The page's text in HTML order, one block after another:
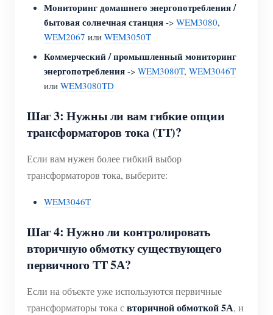
Мониторинг домашнего энергопотребления /
бытовая солнечная станция -> WEM3080,
WEM2067 или WEM3050T
Коммерческий / промышленный мониторинг
энергопотребления -> WEM3080T, WEM3046T
или WEM3080TD
Шаг 3: Нужны ли вам гибкие опции
трансформаторов тока (ТТ)?
Если вам нужен более гибкий выбор
трансформаторов тока, выберите:
WEM3046T
Шаг 4: Нужно ли контролировать
вторичную обмотку существующего
первичного ТТ 5А?
Если на объекте уже используются первичные
трансформаторы тока свторичной обмоткой 5А, и